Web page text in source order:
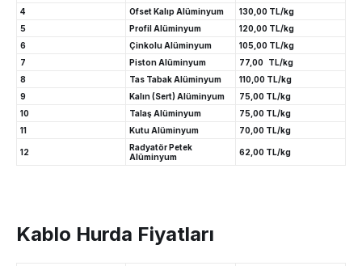
4
Ofset Kalıp Alüminyum
130,00 TL/kg
5
Profil Alüminyum
120,00 TL/kg
6
Çinkolu Alüminyum
105,00 TL/kg
7
Piston Alüminyum
77,00 TL/kg
8
Tas Tabak Alüminyum
110,00 TL/kg
9
Kalın (Sert) Alüminyum
75,00 TL/kg
10
Talaş Alüminyum
75,00 TL/kg
11
Kutu Alüminyum 70,00 TL/kg
12
Radyatör Petek
Alüminyum
62,00 TL/kg
Kablo Hurda Fiyatları